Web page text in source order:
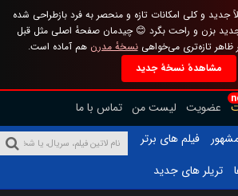
جدید و کلی امکانات تازه و منحصر به فرد بازطراحی شده
بزن و راحت بگرد 😊 چیدمان صفحهٔ اصلی مثل قبل
ظاهر تازه‌تری می‌خواهینسخهٔ مدرن هم آماده است.
مشاهدهٔ نسخهٔ جدید
عضویت لیست من تماس با ما
فیلم های برتر
تریلر های جدید